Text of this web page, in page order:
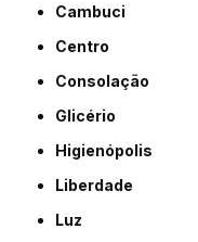
Cambuci
Centro
Consolação
Glicério
Higienópolis
Liberdade
Luz